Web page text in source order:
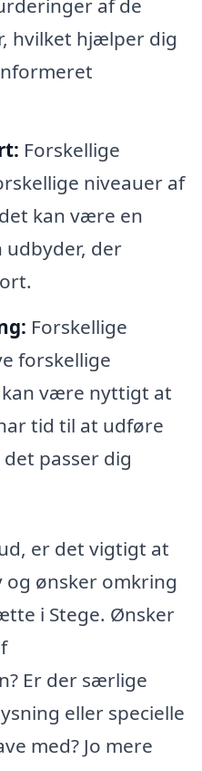
af de
hvilket hjælper dig
Forskellige
niveauer af
kan være en
der
Forskellige
forskellige
være nyttigt at
tid til at udføre
passer dig
er det vigtigt at
ønsker omkring
i Stege. Ønsker
Er der særlige
eller specielle
med? Jo mere